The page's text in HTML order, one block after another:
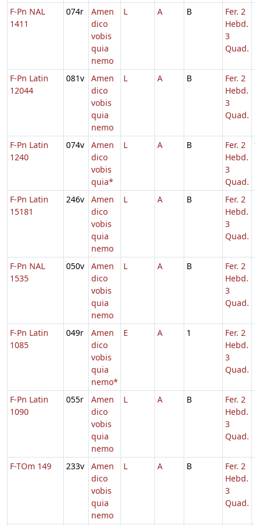
F-Pn NAL
1411
074r
Amen
dico
vobis
quia
nemo
L A B
Fer. 2
Hebd.
3
Quad.
F-Pn Latin
12044
081v
Amen
dico
vobis
quia
nemo
L A B
Fer. 2
Hebd.
3
Quad.
F-Pn Latin
1240
074v
Amen
dico
vobis
quia*
L A B
Fer. 2
Hebd.
3
Quad.
*
F-Pn Latin
15181
246v
Amen
dico
vobis
quia
nemo
L A B
Fer. 2
Hebd.
3
Quad.
F-Pn NAL
1535
050v
Amen
dico
vobis
quia
nemo
L A B
Fer. 2
Hebd.
3
Quad.
F-Pn Latin
1085
049r
Amen
dico
vobis
quia
nemo*
E A 1
Fer. 2
Hebd.
3
Quad.
F-Pn Latin
1090
055r
Amen
dico
vobis
quia
nemo
L A B
Fer. 2
Hebd.
3
Quad.
F-TOm 149 233v
Amen
dico
vobis
quia
nemo
L A B
Fer. 2
Hebd.
3
Quad.